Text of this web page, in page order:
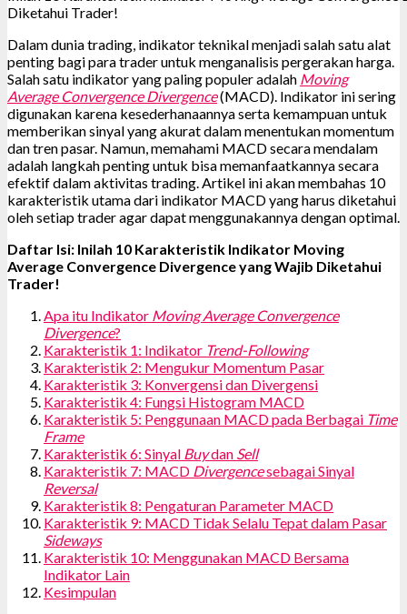
Diketahui Trader!
Dalam dunia trading, indikator teknikal menjadi salah satu alat
penting bagi para trader untuk menganalisis pergerakan harga.
Salah satu indikator yang paling populer adalah Moving
Average Convergence Divergence(MACD). Indikator ini sering
digunakan karena kesederhanaannya serta kemampuan untuk
memberikan sinyal yang akurat dalam menentukan momentum
dan tren pasar. Namun, memahami MACD secara mendalam
adalah langkah penting untuk bisa memanfaatkannya secara
efektif dalam aktivitas trading. Artikel ini akan membahas 10
karakteristik utama dari indikator MACD yang harus diketahui
oleh setiap trader agar dapat menggunakannya dengan optimal.
Daftar Isi: Inilah 10 Karakteristik Indikator Moving
Average Convergence Divergence yang Wajib Diketahui
Trader!
Apa itu Indikator Moving Average Convergence
Divergence?
Karakteristik 1: Indikator Trend-Following
Karakteristik 2: Mengukur Momentum Pasar
Karakteristik 3: Konvergensi dan Divergensi
Karakteristik 4: Fungsi Histogram MACD
Karakteristik 5: Penggunaan MACD pada Berbagai Time
Frame
Karakteristik 6: Sinyal Buydan Sell
Karakteristik 7: MACD Divergencesebagai Sinyal
Reversal
Karakteristik 8: Pengaturan Parameter MACD
Karakteristik 9: MACD Tidak Selalu Tepat dalam Pasar
Sideways
Karakteristik 10: Menggunakan MACD Bersama
Indikator Lain
Kesimpulan